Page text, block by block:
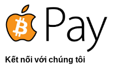
Kết nối với chúng tôi